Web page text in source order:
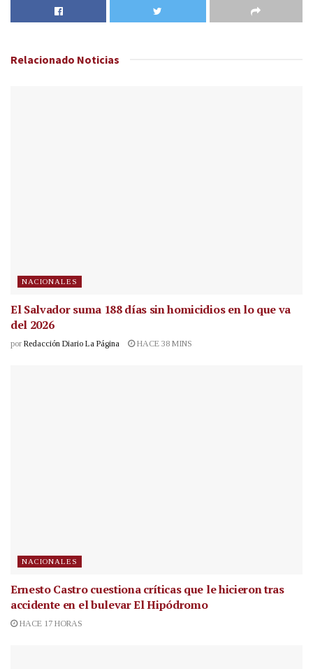
Relacionado Noticias
NACIONALES
El Salvador suma 188 días sin homicidios en lo que va
del 2026
por Redacción Diario La Página HACE 38 MINS
NACIONALES
Ernesto Castro cuestiona críticas que le hicieron tras
accidente en el bulevar El Hipódromo
HACE 17 HORAS